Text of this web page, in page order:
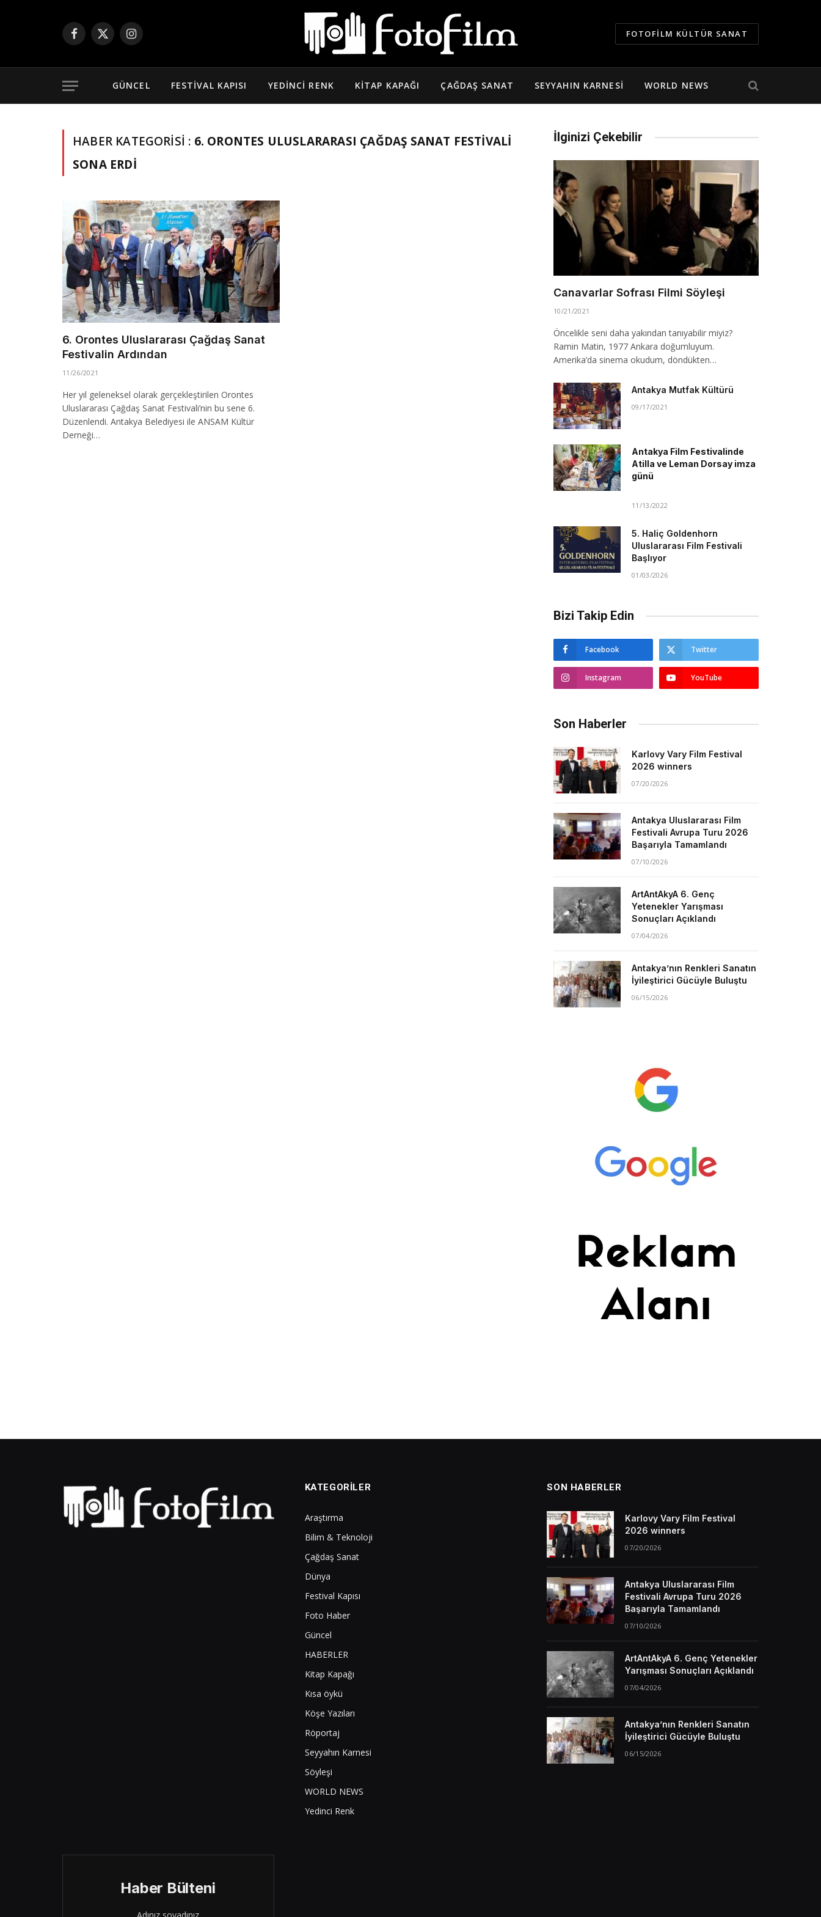
Facebook
X
Instagram FOTOFILM KÜLTÜR SANAT
GÜNCEL FESTIVAL KAPISI YEDINCI RENK KITAP KAPAĞI ÇAĞDAŞ SANAT SEYYAHIN KARNESI WORLD NEWS
HABER KATEGORISI : 6. ORONTES ULUSLARARASI ÇAĞDAŞ SANAT FESTIVALI
SONA ERDI
6. Orontes Uluslararası Çağdaş Sanat
Festivalin Ardından
11/26/2021
Her yıl geleneksel olarak gerçekleştirilen Orontes
Uluslararası Çağdaş Sanat Festivali’nin bu sene 6.
Düzenlendi. Antakya Belediyesi ile ANSAM Kültür
Derneği…
İlginizi Çekebilir
Canavarlar Sofrası Filmi Söyleşi
10/21/2021
Öncelikle seni daha yakından tanıyabilir miyiz?
Ramin Matin, 1977 Ankara doğumluyum.
Amerika’da sinema okudum, döndükten…
Antakya Mutfak Kültürü
09/17/2021
Antakya Film Festivalinde
Atilla ve Leman Dorsay imza
günü
11/13/2022
5. Haliç Goldenhorn
Uluslararası Film Festivali
Başlıyor
01/03/2026
Bizi Takip Edin
Facebook Twitter
Instagram YouTube
Son Haberler
Karlovy Vary Film Festival
2026 winners
07/20/2026
Antakya Uluslararası Film
Festivali Avrupa Turu 2026
Başarıyla Tamamlandı
07/10/2026
ArtAntAkyA 6. Genç
Yetenekler Yarışması
Sonuçları Açıklandı
07/04/2026
Antakya’nın Renkleri Sanatın
İyileştirici Gücüyle Buluştu
06/15/2026
KATEGORILER
Araştırma
Bilim & Teknoloji
Çağdaş Sanat
Dünya
Festival Kapısı
Foto Haber
Güncel
HABERLER
Kitap Kapağı
Kısa öykü
Köşe Yazıları
Röportaj
Seyyahın Karnesi
Söyleşi
WORLD NEWS
Yedinci Renk
SON HABERLER
Karlovy Vary Film Festival
2026 winners
07/20/2026
Antakya Uluslararası Film
Festivali Avrupa Turu 2026
Başarıyla Tamamlandı
07/10/2026
ArtAntAkyA 6. Genç Yetenekler
Yarışması Sonuçları Açıklandı
07/04/2026
Antakya’nın Renkleri Sanatın
İyileştirici Gücüyle Buluştu
06/15/2026
Haber Bülteni